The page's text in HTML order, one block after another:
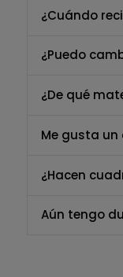
¿Cuándo
¿Puedo
¿De qué
Me gusta un
¿Hacen
Aún tengo